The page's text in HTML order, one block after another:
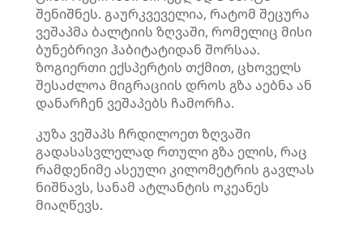
შენიშნეს. გაურკვეველია, რატომ შეცურა
ვეშაპმა ბალტიის ზღვაში, რომელიც მისი
ბუნებრივი ჰაბიტატიდან შორსაა.
ზოგიერთი ექსპერტის თქმით, ცხოველს
შესაძლოა მიგრაციის დროს გზა აებნა ან
დანარჩენ ვეშაპებს ჩამორჩა.
კუზა ვეშაპს ჩრდილოეთ ზღვაში
გადასასვლელად რთული გზა ელის, რაც
რამდენიმე ასეული კილომეტრის გავლას
ნიშნავს, სანამ ატლანტის ოკეანეს
მიაღწევს.